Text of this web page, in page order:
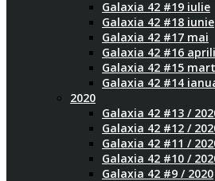
Galaxia 42 #19 iulie
Galaxia 42 #18 iunie
Galaxia 42 #17 mai
Galaxia 42 #16
Galaxia 42 #15
Galaxia 42 #14
2020
Galaxia 42 #13 /
Galaxia 42 #12 /
Galaxia 42 #11 /
Galaxia 42 #10 /
Galaxia 42 #9 / 2020